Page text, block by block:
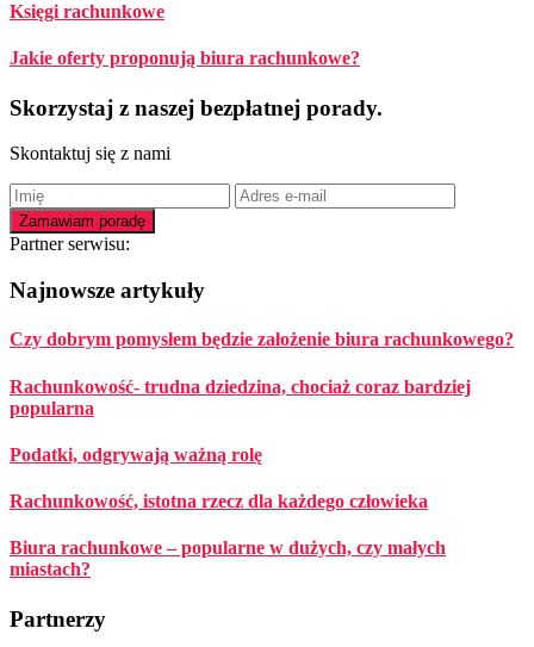
Księgi rachunkowe
Jakie oferty proponują biura rachunkowe?
Skorzystaj z naszej bezpłatnej porady.
Skontaktuj się z nami
Partner serwisu:
Footer
Najnowsze artykuły
Czy dobrym pomysłem będzie założenie biura rachunkowego?
Rachunkowość- trudna dziedzina, chociaż coraz bardziej
popularna
Podatki, odgrywają ważną rolę
Rachunkowość, istotna rzecz dla każdego człowieka
Biura rachunkowe – popularne w dużych, czy małych
miastach?
Partnerzy